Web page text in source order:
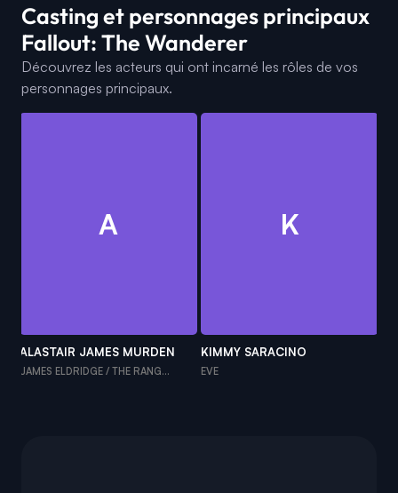
Casting et personnages principaux
Fallout: The Wanderer
Découvrez les acteurs qui ont incarné les rôles de vos
personnages principaux.
A
ALASTAIR JAMES MURDEN
JAMES ELDRIDGE / THE RANG...
K
KIMMY SARACINO
EVE